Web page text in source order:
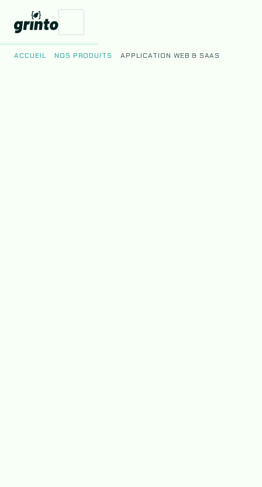
ACCUEIL NOS PRODUITS APPLICATION WEB & SAAS